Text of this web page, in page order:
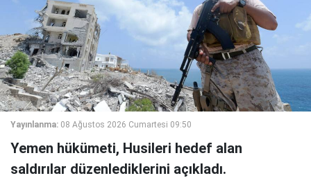
Yayınlanma: 08 Ağustos 2026 Cumartesi 09:50
Yemen hükümeti, Husileri hedef alan
saldırılar düzenlediklerini açıkladı.